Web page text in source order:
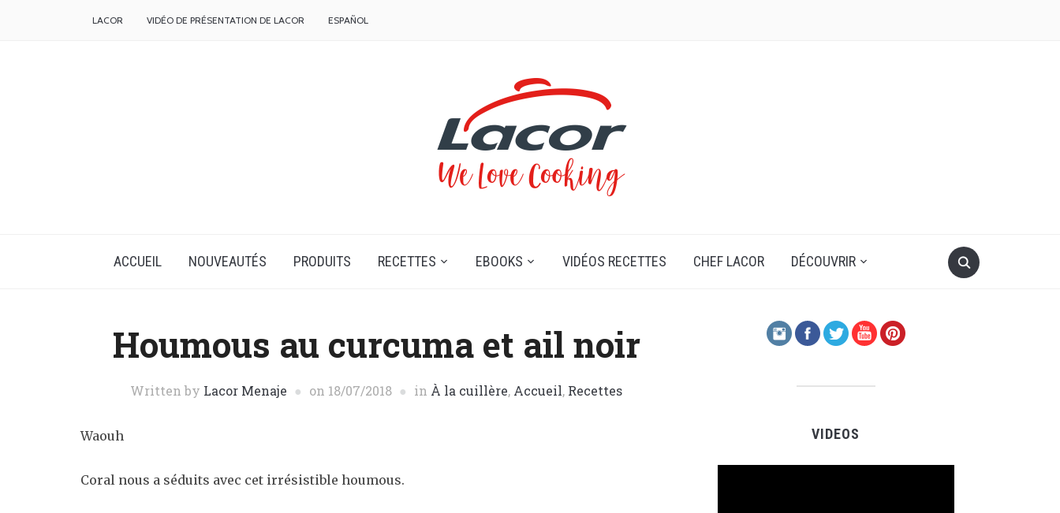
LACOR VIDÉO DE PRÉSENTATION DE LACOR ESPAÑOL
ACCUEIL NOUVEAUTÉS PRODUITS RECETTES EBOOKS VIDÉOS RECETTES CHEF LACOR DÉCOUVRIR
Houmous au curcuma et ail noir
Written by Lacor Menaje on 18/07/2018 in À la cuillère, Accueil, Recettes
Waouh
Coral nous a séduits avec cet irrésistible houmous.
VIDEOS